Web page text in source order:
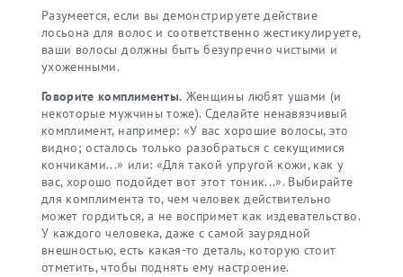
Разумеется, если вы демонстрируете действие
лосьона для волос и соответственно жестикулируете,
ваши волосы должны быть безупречно чистыми и
ухоженными.
Говорите комплименты. Женщины любят ушами (и
некоторые мужчины тоже). Сделайте ненавязчивый
комплимент, например: «У вас хорошие волосы, это
видно; осталось только разобраться с секущимися
кончиками...» или: «Для такой упругой кожи, как у
вас, хорошо подойдет вот этот тоник...». Выбирайте
для комплимента то, чем человек действительно
может гордиться, а не воспримет как издевательство.
У каждого человека, даже с самой заурядной
внешностью, есть какая-то деталь, которую стоит
отметить, чтобы поднять ему настроение.